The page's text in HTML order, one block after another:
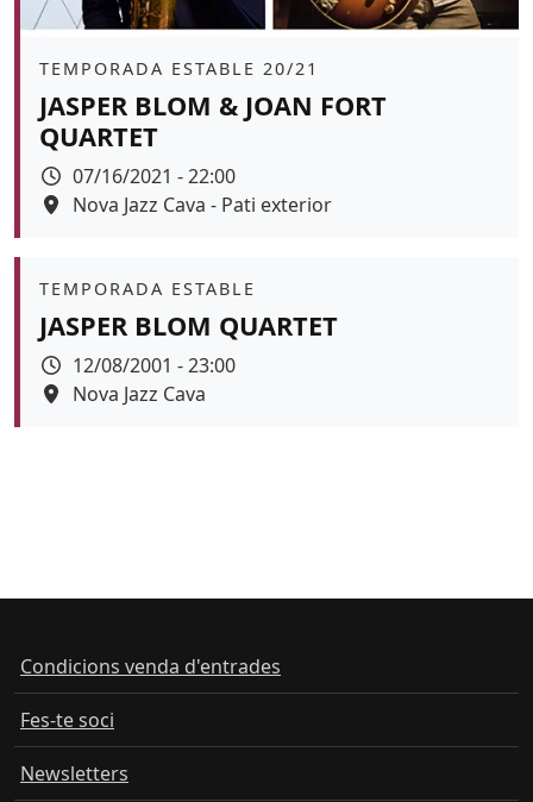
Àmbit
TEMPORADA ESTABLE 20/21
JASPER BLOM & JOAN FORT
QUARTET
Data
07/16/2021 - 22:00
Espai
Nova Jazz Cava - Pati exterior
Àmbit
TEMPORADA ESTABLE
JASPER BLOM QUARTET
Data
12/08/2001 - 23:00
Espai
Nova Jazz Cava
Condicions venda d'entrades
Fes-te soci
Newsletters